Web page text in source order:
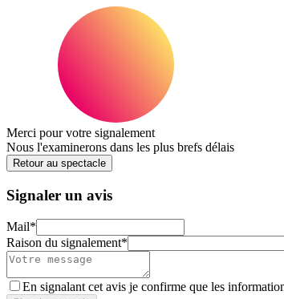
Merci pour votre signalement
Nous l'examinerons dans les plus brefs délais
Retour au spectacle
Signaler un avis
Mail*
Raison du signalement*
En signalant cet avis je confirme que les